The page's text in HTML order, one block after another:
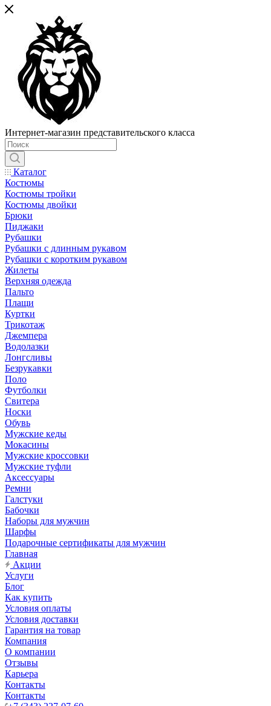
Интернет-магазин представительского класса
Каталог
Костюмы
Костюмы тройки
Костюмы двойки
Брюки
Пиджаки
Рубашки
Рубашки с длинным рукавом
Рубашки с коротким рукавом
Жилеты
Верхняя одежда
Пальто
Плащи
Куртки
Трикотаж
Джемпера
Водолазки
Лонгсливы
Безрукавки
Поло
Футболки
Свитера
Носки
Обувь
Мужские кеды
Мокасины
Мужские кроссовки
Мужские туфли
Аксессуары
Ремни
Галстуки
Бабочки
Наборы для мужчин
Шарфы
Подарочные сертификаты для мужчин
Главная
Акции
Услуги
Блог
Как купить
Условия оплаты
Условия доставки
Гарантия на товар
Компания
О компании
Отзывы
Карьера
Контакты
Контакты